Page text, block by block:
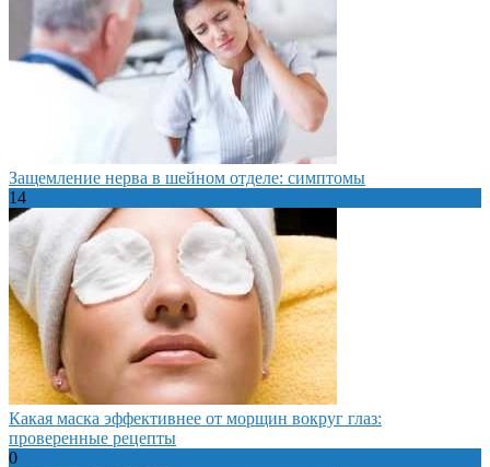
Защемление нерва в шейном отделе: симптомы
14
Какая маска эффективнее от морщин вокруг глаз:
проверенные рецепты
0